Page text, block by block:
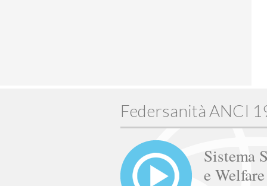
Federsanità ANCI
Sistema
e